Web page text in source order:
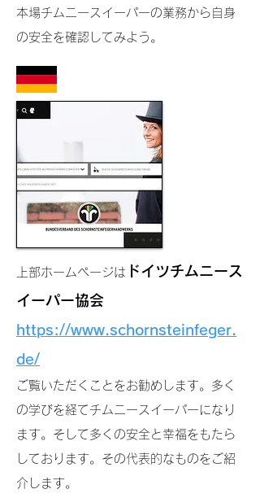
本場チムニースイーパーの業務から自身
の安全を確認してみよう。
上部ホームページは ドイツチムニース
イーパー協会
https://www.schornsteinfeger.
de/
ご覧いただくことをお勧めします。多く
の学びを経てチムニースイーパーになり
ます。そして多くの安全と幸福をもたら
しております。その代表的なものをご紹
介します。